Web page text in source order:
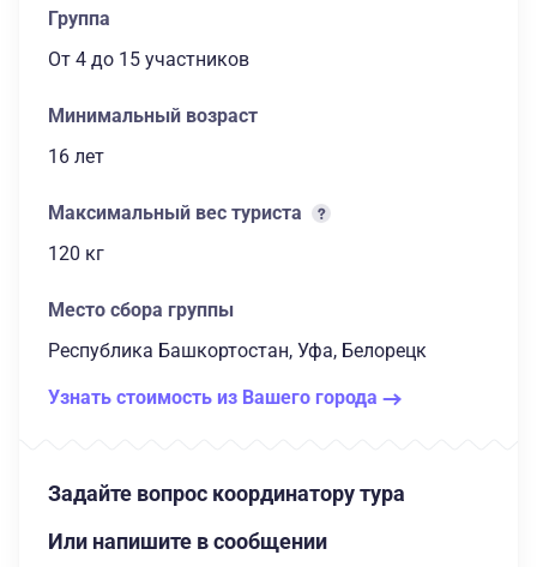
Группа
От 4 до 15 участников
Минимальный возраст
16 лет
Максимальный вес туриста
120 кг
Место сбора группы
Республика Башкортостан, Уфа, Белорецк
Узнать стоимость из Вашего города
Задайте вопрос координатору тура
Или напишите в сообщении